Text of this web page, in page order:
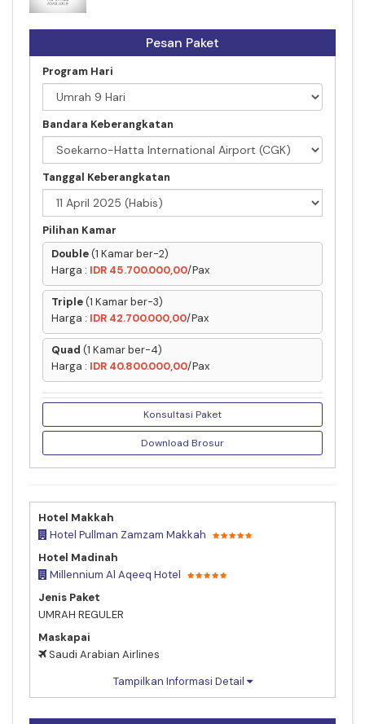
KONSORSIUM MUSLIM TRAVEL.ID
Pesan Paket
Program Hari
Bandara Keberangkatan
Tanggal Keberangkatan
Pilihan Kamar
Double(1 Kamar ber-2)
Harga : IDR 45.700.000,00/Pax
Triple(1 Kamar ber-3)
Harga : IDR 42.700.000,00/Pax
Quad (1 Kamar ber-4)
Harga : IDR 40.800.000,00/Pax
Konsultasi Paket
Download Brosur
Hotel Makkah
Hotel Pullman Zamzam Makkah
Hotel Madinah
Millennium Al Aqeeq Hotel
Jenis Paket
UMRAH REGULER
Maskapai
Saudi Arabian Airlines
Tampilkan Informasi Detail